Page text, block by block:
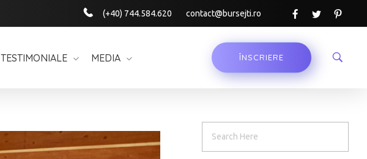
(+40) 744.584.620 contact@bursejti.ro
ÎNSCRIERE
TESTIMONIALE MEDIA